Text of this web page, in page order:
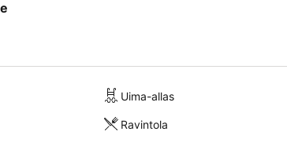
Uima-allas
Ravintola